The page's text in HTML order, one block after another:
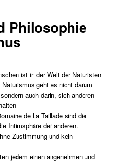
Philosophie
ist in der Welt der Naturisten
geht es nicht darum
auch darin, sich anderen
de La Taillade sind die
Intimsphäre der anderen.
Zustimmung und kein
jedem einen angenehmen und